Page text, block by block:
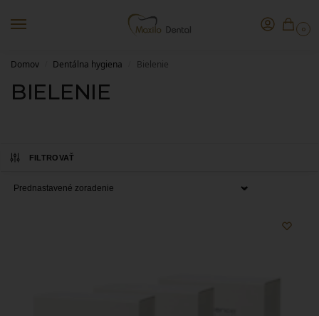
0
Domov Dentálna hygiena Bielenie
BIELENIE
FILTROVAŤ